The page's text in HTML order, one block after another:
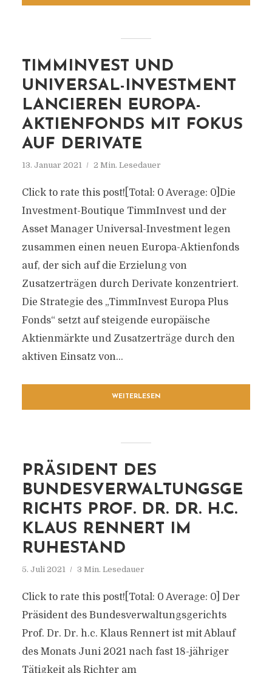
TIMMINVEST UND
UNIVERSAL-INVESTMENT
LANCIEREN EUROPA-
AKTIENFONDS MIT FOKUS
AUF DERIVATE
13. Januar 2021 2 Min. Lesedauer
Click to rate this post![Total: 0 Average: 0]Die
Investment-Boutique TimmInvest und der
Asset Manager Universal-Investment legen
zusammen einen neuen Europa-Aktienfonds
auf, der sich auf die Erzielung von
Zusatzerträgen durch Derivate konzentriert.
Die Strategie des „TimmInvest Europa Plus
Fonds“ setzt auf steigende europäische
Aktienmärkte und Zusatzerträge durch den
aktiven Einsatz von...
WEITERLESEN
PRÄSIDENT DES
BUNDESVERWALTUNGSGE
RICHTS PROF. DR. DR. H.C.
KLAUS RENNERT IM
RUHESTAND
5. Juli 2021 3 Min. Lesedauer
Click to rate this post![Total: 0 Average: 0] Der
Präsident des Bundesverwaltungsgerichts
Prof. Dr. Dr. h.c. Klaus Rennert ist mit Ablauf
des Monats Juni 2021 nach fast 18-jähriger
Tätigkeit als Richter am